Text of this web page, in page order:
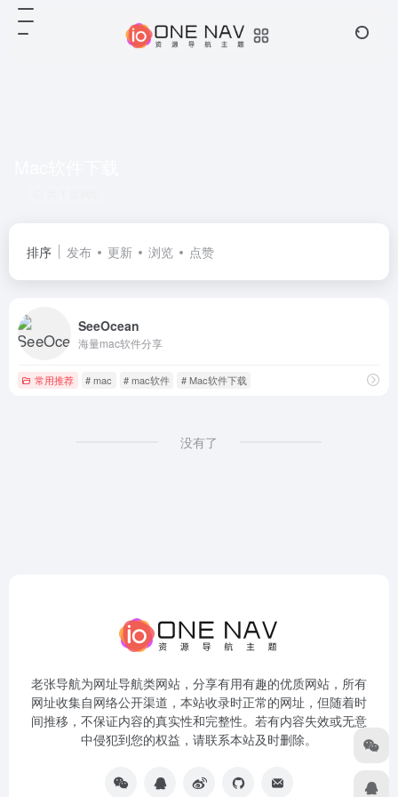
排序 发布 更新 浏览 点赞
SeeOcean
海量mac软件分享
常用推荐 # mac # mac软件 # Mac软件下载
没有了
老张导航为网址导航类网站，分享有用有趣的优质网站，所有
网址收集自网络公开渠道，本站收录时正常的网址，但随着时
间推移，不保证内容的真实性和完整性。若有内容失效或无意
中侵犯到您的权益，请联系本站及时删除。